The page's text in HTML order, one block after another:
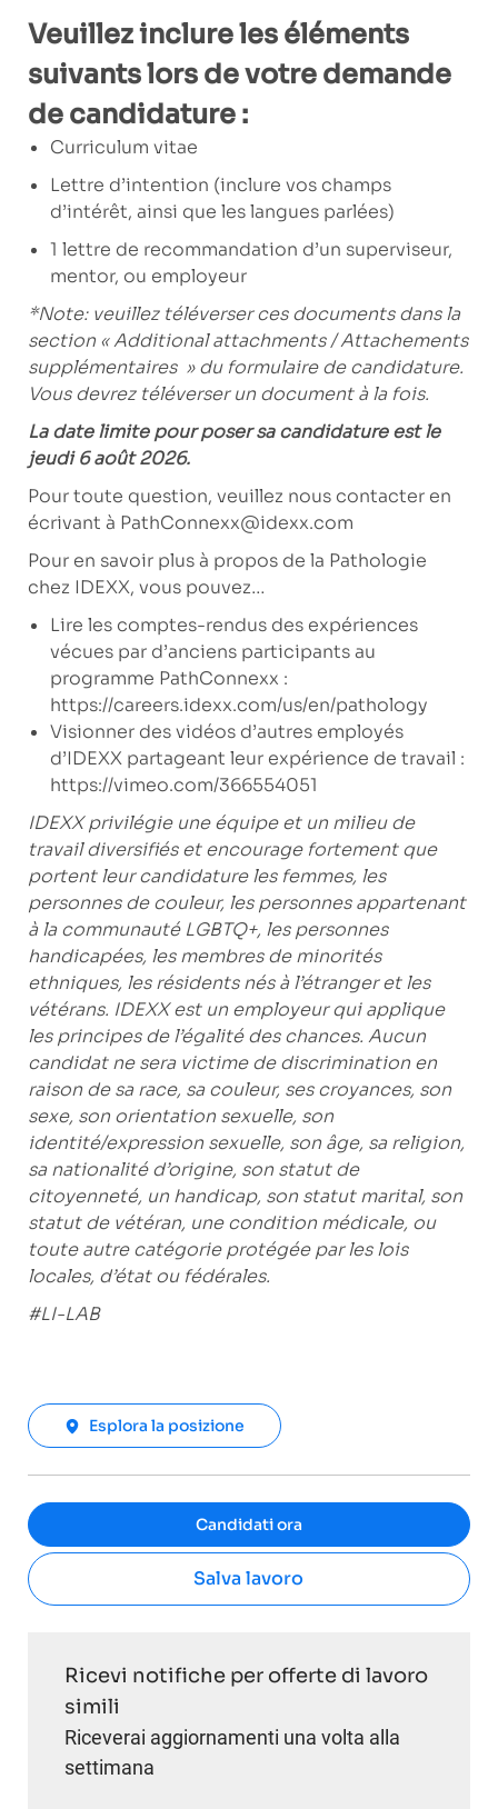
Veuillez inclure les éléments
suivants lors de votre demande
de candidature :
Curriculum vitae
Lettre d’intention (inclure vos champs
d’intérêt, ainsi que les langues parlées)
1 lettre de recommandation d’un superviseur,
mentor, ou employeur
*Note: veuillez téléverser ces documents dans la
section « Additional attachments / Attachements
supplémentaires »du formulaire de candidature.
Vous devrez téléverser un document à la fois.
La date limite pour poser sa candidature est le
jeudi 6 août 2026.
Pour toute question, veuillez nous contacter en
écrivant à PathConnexx@idexx.com
Pour en savoir plus à propos de la Pathologie
chez IDEXX, vous pouvez…
Lire les comptes-rendus des expériences
vécues par d’anciens participants au
programme PathConnexx :
https://careers.idexx.com/us/en/pathology
Visionner des vidéos d’autres employés
d’IDEXX partageant leur expérience de travail :
https://vimeo.com/366554051
IDEXX privilégie une équipe et un milieu de
travail diversifiés et encourage fortement que
portent leur candidature les femmes, les
personnes de couleur, les personnes appartenant
à la communauté LGBTQ+, les personnes
handicapées, les membres de minorités
ethniques, les résidents nés à l’étranger et les
vétérans. IDEXX est un employeur qui applique
les principes de l’égalité des chances. Aucun
candidat ne sera victime de discrimination en
raison de sa race, sa couleur, ses croyances, son
sexe, son orientation sexuelle, son
identité/expression sexuelle, son âge, sa religion,
sa nationalité d’origine, son statut de
citoyenneté, un handicap, son statut marital, son
statut de vétéran, une condition médicale, ou
toute autre catégorie protégée par les lois
locales, d’état ou fédérales.
#LI-LAB
Esplora la posizione
Candidati ora
Salva lavoro
Ricevi notifiche per offerte di lavoro
simili
Riceverai aggiornamenti una volta alla
settimana